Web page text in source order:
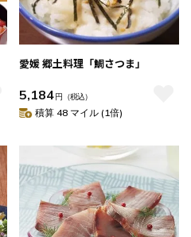
愛媛 郷土料理「鯛さつま」
5,184円 （税込）
積算 48 マイル (1倍)